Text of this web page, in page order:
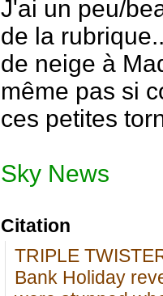
J'ai un peu/
de la
de neige à
même pas si
ces petites
Sky News
Citation
TRIPLE
Bank Holiday